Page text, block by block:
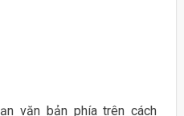
văn bản phía trên cách